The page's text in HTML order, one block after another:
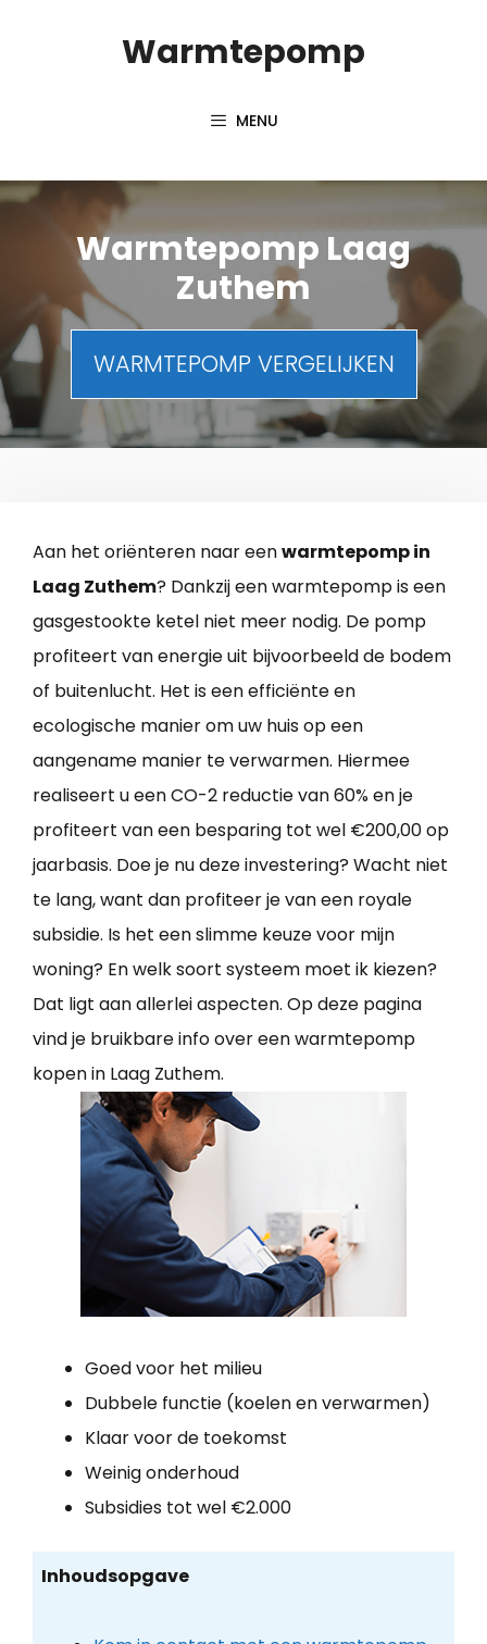
Warmtepomp
MENU
Warmtepomp Laag
Zuthem
WARMTEPOMP VERGELIJKEN
Aan het oriënteren naar eenwarmtepomp in
Laag Zuthem? Dankzij een warmtepomp is een
gasgestookte ketel niet meer nodig. De pomp
profiteert van energie uit bijvoorbeeld de bodem
of buitenlucht. Het is een efficiënte en
ecologische manier om uw huis op een
aangename manier te verwarmen. Hiermee
realiseert u een CO-2 reductie van 60% en je
profiteert van een besparing tot wel €200,00 op
jaarbasis. Doe je nu deze investering? Wacht niet
te lang, want dan profiteer je van een royale
subsidie. Is het een slimme keuze voor mijn
woning? En welk soort systeem moet ik kiezen?
Dat ligt aan allerlei aspecten. Op deze pagina
vind je bruikbare info over een warmtepomp
kopen in Laag Zuthem.
Goed voor het milieu
Dubbele functie (koelen en verwarmen)
Klaar voor de toekomst
Weinig onderhoud
Subsidies tot wel €2.000
Inhoudsopgave